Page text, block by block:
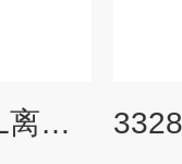
3352568.5mL10.4mL离心瓶聚苯醚内盖355603,355651